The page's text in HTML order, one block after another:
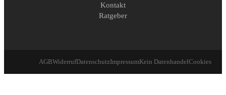
Kontakt
Ratgeber
AGBWiderrufDatenschutzImpressumKein DatenhandelCookies